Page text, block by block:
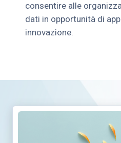
consentire alle
dati in opportunità di
innovazione​.